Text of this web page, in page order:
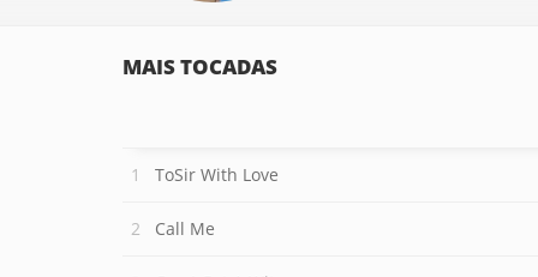
MAIS TOCADAS
ToSir With Love
Call Me